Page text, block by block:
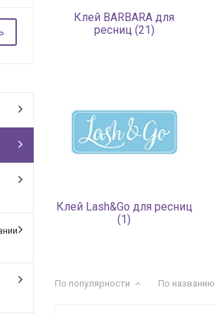
Клей BARBARA для
ресниц (21)
Клей Lash&Go для ресниц
(1)
По популярности По названию